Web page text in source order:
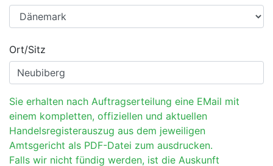
Ort/Sitz
Sie erhalten nach Auftragserteilung eine EMail mit
einem kompletten, offiziellen und aktuellen
Handelsregisterauszug aus dem jeweiligen
Amtsgericht als PDF-Datei zum ausdrucken.
Falls wir nicht fündig werden, ist die Auskunft